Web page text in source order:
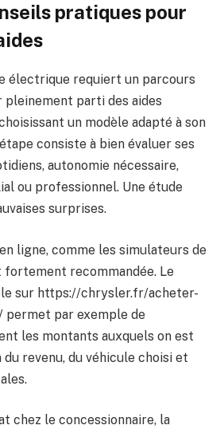
pratiques pour
électrique requiert un parcours
parti des aides
un modèle adapté à son
consiste à bien évaluer ses
autonomie nécessaire,
ou professionnel. Une étude
surprises.
ligne, comme les simulateurs de
fortement recommandée. Le
sur https://chrysler.fr/acheter-
par exemple de
les montants auxquels on est
revenu, du véhicule choisi et
chez le concessionnaire, la